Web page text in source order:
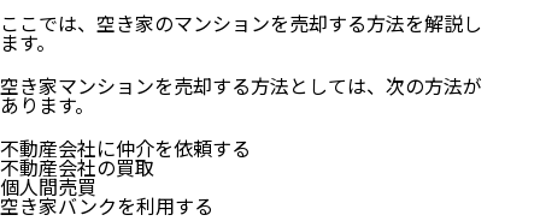
ここでは、空き家のマンションを売却する方法を解説し
ます。
空き家マンションを売却する方法としては、次の方法が
あります。
不動産会社に仲介を依頼する
不動産会社の買取
個人間売買
空き家バンクを利用する